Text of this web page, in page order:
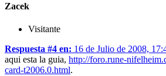
Zacek
Visitante
Respuesta #4 en: 16 de Julio de 2008,
aqui esta la guia, http://foro.rune-
card-t2006.0.html.